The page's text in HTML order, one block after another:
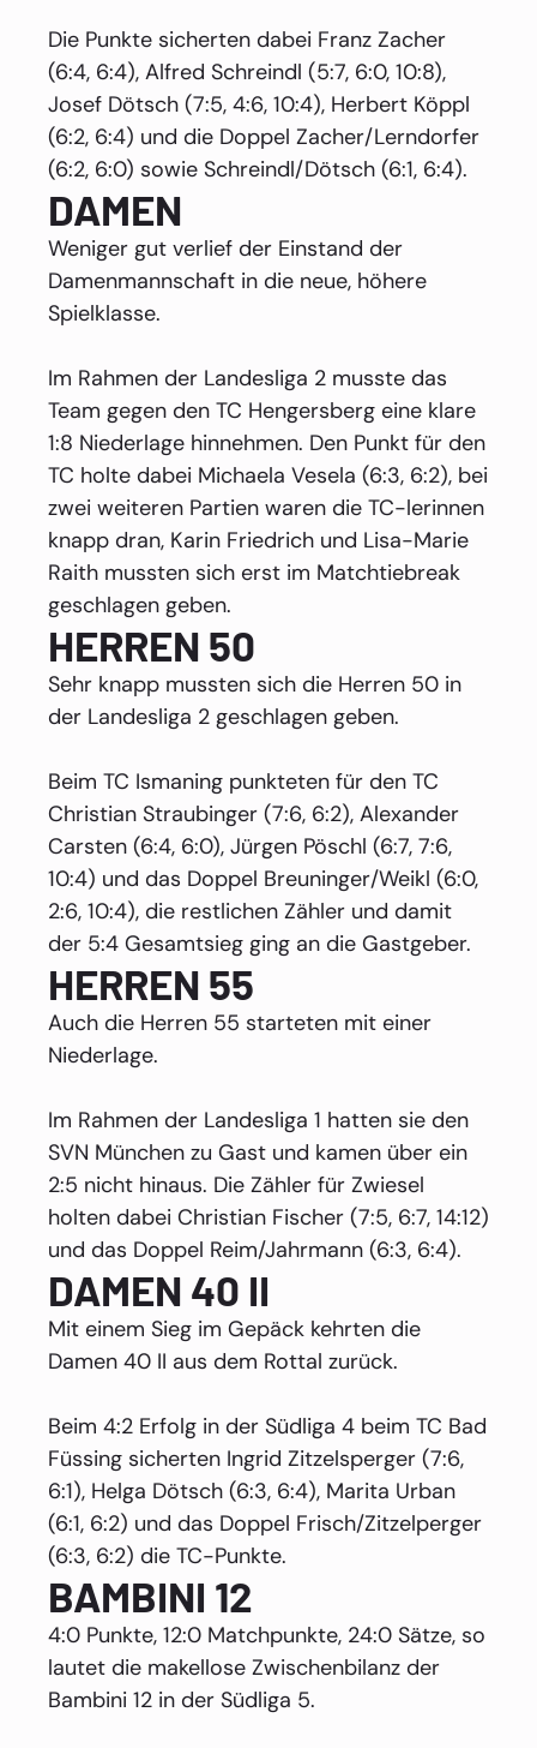
Die Punkte sicherten dabei Franz Zacher
(6:4, 6:4), Alfred Schreindl (5:7, 6:0, 10:8),
Josef Dötsch (7:5, 4:6, 10:4), Herbert Köppl
(6:2, 6:4) und die Doppel Zacher/Lerndorfer
(6:2, 6:0) sowie Schreindl/Dötsch (6:1, 6:4).
DAMEN
Weniger gut verlief der Einstand der
Damenmannschaft in die neue, höhere
Spielklasse.
Im Rahmen der Landesliga 2 musste das
Team gegen den TC Hengersberg eine klare
1:8 Niederlage hinnehmen. Den Punkt für den
TC holte dabei Michaela Vesela (6:3, 6:2), bei
zwei weiteren Partien waren die TC-lerinnen
knapp dran, Karin Friedrich und Lisa-Marie
Raith mussten sich erst im Matchtiebreak
geschlagen geben.
HERREN 50
Sehr knapp mussten sich die Herren 50 in
der Landesliga 2 geschlagen geben.
Beim TC Ismaning punkteten für den TC
Christian Straubinger (7:6, 6:2), Alexander
Carsten (6:4, 6:0), Jürgen Pöschl (6:7, 7:6,
10:4) und das Doppel Breuninger/Weikl (6:0,
2:6, 10:4), die restlichen Zähler und damit
der 5:4 Gesamtsieg ging an die Gastgeber.
HERREN 55
Auch die Herren 55 starteten mit einer
Niederlage.
Im Rahmen der Landesliga 1 hatten sie den
SVN München zu Gast und kamen über ein
2:5 nicht hinaus. Die Zähler für Zwiesel
holten dabei Christian Fischer (7:5, 6:7, 14:12)
und das Doppel Reim/Jahrmann (6:3, 6:4).
DAMEN 40 II
Mit einem Sieg im Gepäck kehrten die
Damen 40 II aus dem Rottal zurück.
Beim 4:2 Erfolg in der Südliga 4 beim TC Bad
Füssing sicherten Ingrid Zitzelsperger (7:6,
6:1), Helga Dötsch (6:3, 6:4), Marita Urban
(6:1, 6:2) und das Doppel Frisch/Zitzelperger
(6:3, 6:2) die TC-Punkte.
BAMBINI 12
4:0 Punkte, 12:0 Matchpunkte, 24:0 Sätze, so
lautet die makellose Zwischenbilanz der
Bambini 12 in der Südliga 5.